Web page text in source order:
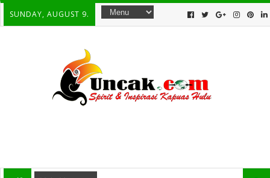
SUNDAY, AUGUST 9.